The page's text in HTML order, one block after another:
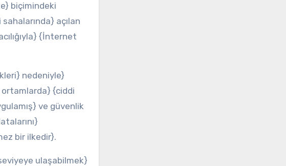
biçimindeki
açılan
{İnternet
nedeniyle}
ortamlarda} {ciddi
ve güvenlik
bir ilkedir}.
ulaşabilmek}